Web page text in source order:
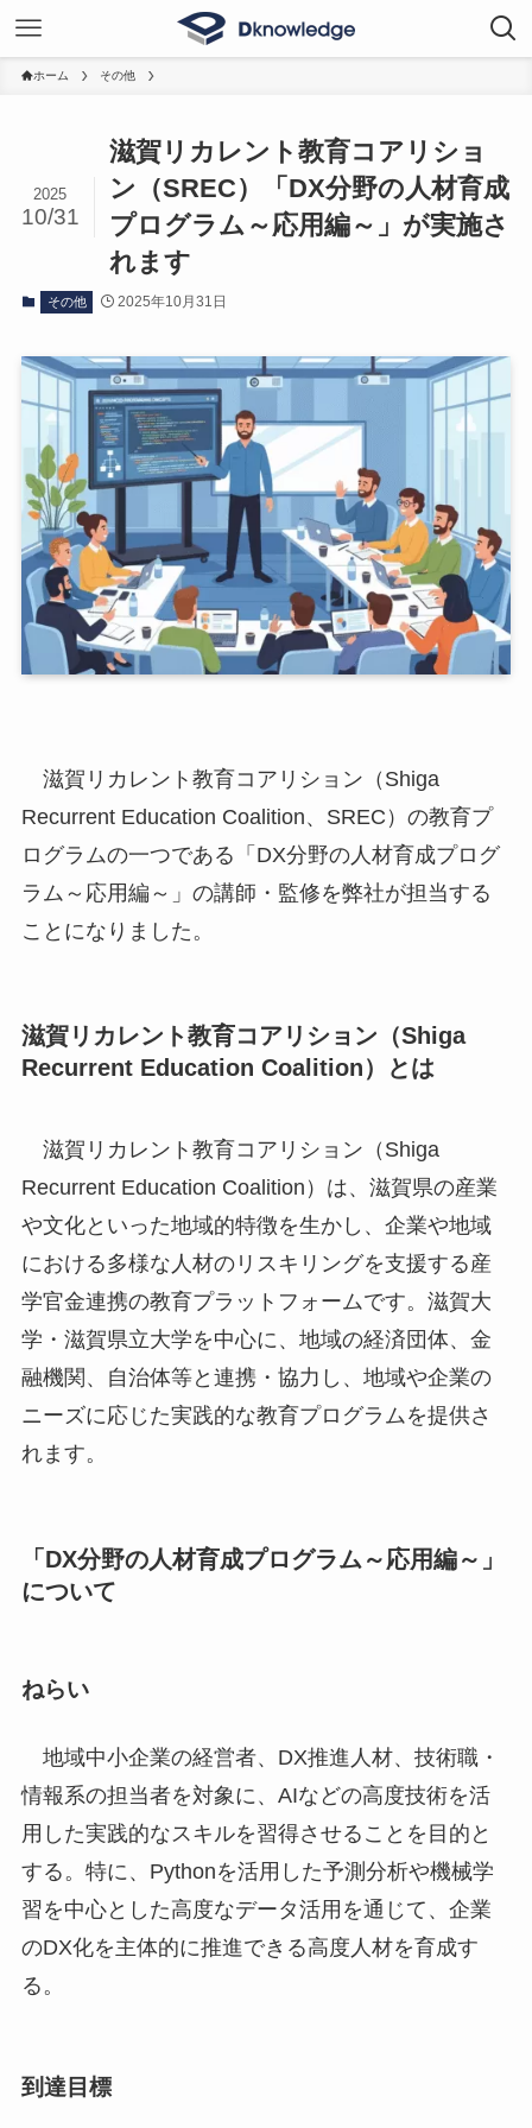
ホーム その他
滋賀リカレント教育コアリショ
ン（SREC）「DX分野の人材育成
プログラム～応用編～」が実施さ
れます
2025
10/31
その他 2025年10月31日
滋賀リカレント教育コアリション（Shiga
Recurrent Education Coalition、SREC）の教育プ
ログラムの一つである「DX分野の人材育成プログ
ラム～応用編～」の講師・監修を弊社が担当する
ことになりました。
滋賀リカレント教育コアリション（Shiga
Recurrent Education Coalition）とは
滋賀リカレント教育コアリション（Shiga
Recurrent Education Coalition）は、滋賀県の産業
や文化といった地域的特徴を生かし、企業や地域
における多様な人材のリスキリングを支援する産
学官金連携の教育プラットフォームです。滋賀大
学・滋賀県立大学を中心に、地域の経済団体、金
融機関、自治体等と連携・協力し、地域や企業の
ニーズに応じた実践的な教育プログラムを提供さ
れます。
「DX分野の人材育成プログラム～応用編～」
について
ねらい
地域中小企業の経営者、DX推進人材、技術職・
情報系の担当者を対象に、AIなどの高度技術を活
用した実践的なスキルを習得させることを目的と
する。特に、Pythonを活用した予測分析や機械学
習を中心とした高度なデータ活用を通じて、企業
のDX化を主体的に推進できる高度人材を育成す
る。
到達目標